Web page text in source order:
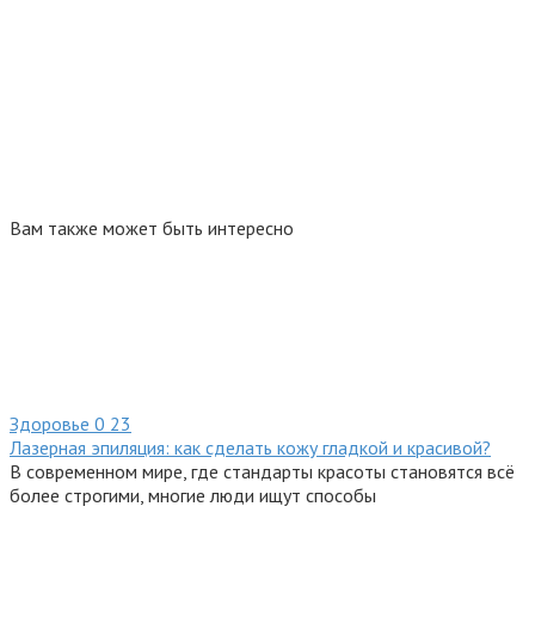
Вам также может быть интересно
Здоровье 0 23
Лазерная эпиляция: как сделать кожу гладкой и красивой?
В современном мире, где стандарты красоты становятся всё
более строгими, многие люди ищут способы